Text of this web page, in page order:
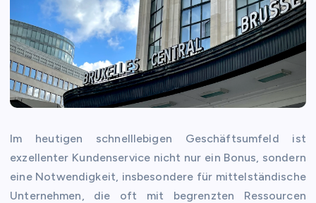
Im heutigen schnelllebigen Geschäftsumfeld ist
exzellenter Kundenservice nicht nur ein Bonus, sondern
eine Notwendigkeit, insbesondere für mittelständische
Unternehmen, die oft mit begrenzten Ressourcen